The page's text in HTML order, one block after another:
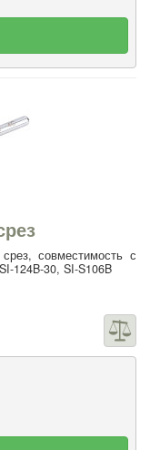
совместимость с
124B-30, SI-S106B